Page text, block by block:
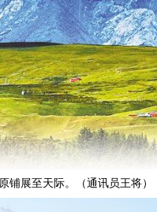
铺展至天际。（通讯员王将）